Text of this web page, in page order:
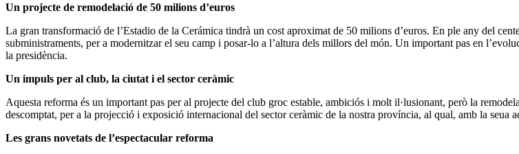
Un projecte de remodelació de 50 milions d’euros
La gran transformació de l’Estadio de la Cerámica tindrà un cost aproximat de 50 milions d’euros. En ple any del
subministraments, per a modernitzar el seu camp i posar-lo a l’altura dels millors del món. Un important pas en
la presidència.
Un impuls per al club, la ciutat i el sector ceràmic
Aquesta reforma és un important pas per al projecte del club groc estable, ambiciós i molt il·lusionant, però la
descomptat, per a la projecció i exposició internacional del sector ceràmic de la nostra província, al qual, amb la seua
Les grans novetats de l’espectacular reforma